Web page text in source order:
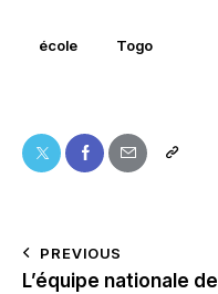
école Togo
PREVIOUS
L’équipe nationale de